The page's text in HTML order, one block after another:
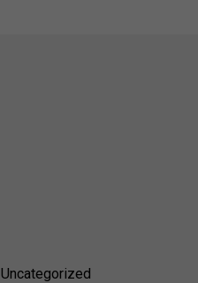
Uncategorized